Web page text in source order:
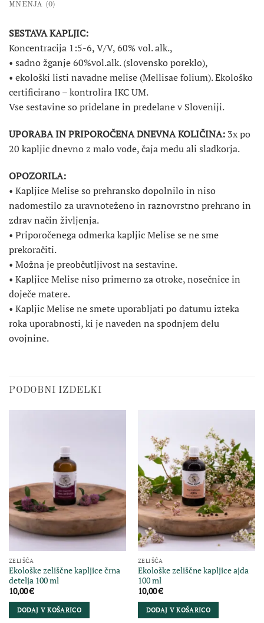
MNENJA (0)
SESTAVA KAPLJIC:
Koncentracija 1:5-6, V/V, 60% vol. alk.,
• sadno žganje 60%vol.alk. (slovensko poreklo),
• ekološki listi navadne melise (Mellisae folium). Ekološko
certificirano – kontrolira IKC UM.
Vse sestavine so pridelane in predelane v Sloveniji.
UPORABA IN PRIPOROČENA DNEVNA KOLIČINA: 3x po
20 kapljic dnevno z malo vode, čaja medu ali sladkorja.
OPOZORILA:
• Kapljice Melise so prehransko dopolnilo in niso
nadomestilo za uravnoteženo in raznovrstno prehrano in
zdrav način življenja.
• Priporočenega odmerka kapljic Melise se ne sme
prekoračiti.
• Možna je preobčutljivost na sestavine.
• Kapljice Melise niso primerno za otroke, nosečnice in
doječe matere.
• Kapljic Melise ne smete uporabljati po datumu izteka
roka uporabnosti, ki je naveden na spodnjem delu
ovojnine.
PODOBNI IZDELKI
ZELIŠČA
Ekološke zeliščne kapljice črna
detelja 100 ml
10,00€
DODAJ V KOŠARICO
ZELIŠČA
Ekološke zeliščne kapljice ajda
100 ml
10,00€
DODAJ V KOŠARICO